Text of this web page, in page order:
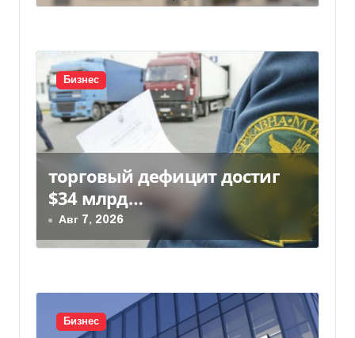
а
и
с
я
м
Бизнес
торговый дефицит достиг
$34 млрд…
Авг 7, 2026
Бизнес